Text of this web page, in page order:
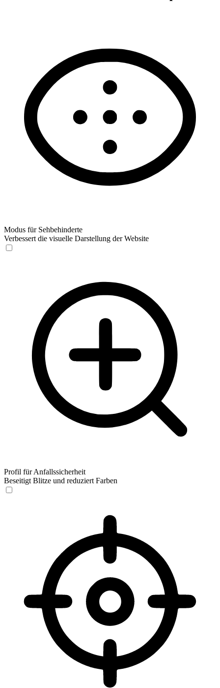
Modus für Sehbehinderte
Verbessert die visuelle Darstellung der Website
Profil für Anfallssicherheit
Beseitigt Blitze und reduziert Farben